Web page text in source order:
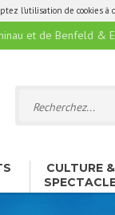
l'utilisation de cookies
et de Benfeld &
CULTURE &